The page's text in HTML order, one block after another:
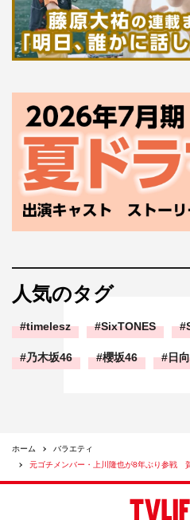
人気のタグ
timelesz SixTONES
乃木坂46 櫻坂46 日
ホーム
バラエティ
元ゴチメンバー・上川隆也が8年ぶり参戦